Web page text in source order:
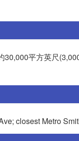
平方英尺
closest Metro